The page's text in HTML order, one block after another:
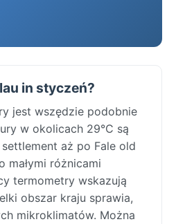
in styczeń?
jest wszędzie podobnie
w okolicach 29°C są
aż po Fale old
małymi różnicami
termometry wskazują
obszar kraju sprawia,
mikroklimatów. Można